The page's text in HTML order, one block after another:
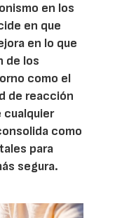
en los
en que
en lo que
de los
como el
de reacción
cualquier
como
para
segura.